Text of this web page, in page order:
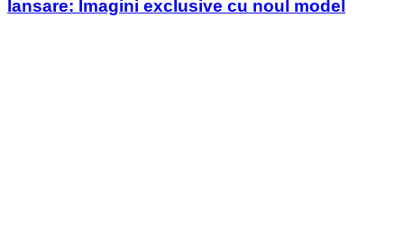
lansare: Imagini exclusive cu noul model